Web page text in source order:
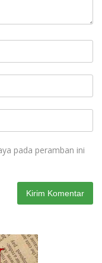
pada peramban ini